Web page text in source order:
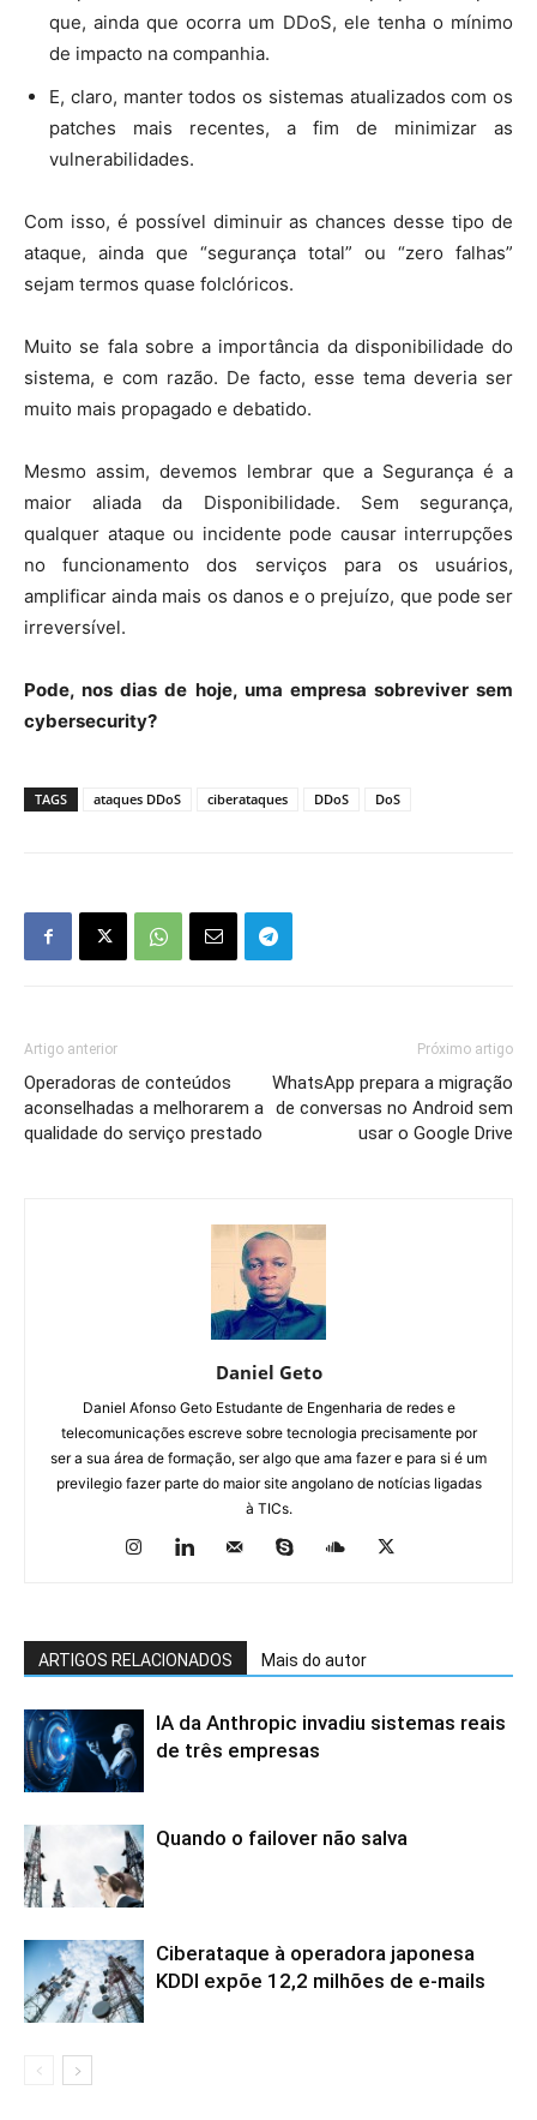
que, ainda que ocorra um DDoS, ele tenha o mínimo
de impacto na companhia.
E, claro, manter todos os sistemas atualizados com os
patches mais recentes, a fim de minimizar as
vulnerabilidades.
Com isso, é possível diminuir as chances desse tipo de
ataque, ainda que “segurança total” ou “zero falhas”
sejam termos quase folclóricos.
Muito se fala sobre a importância da disponibilidade do
sistema, e com razão. De facto, esse tema deveria ser
muito mais propagado e debatido.
Mesmo assim, devemos lembrar que a Segurança é a
maior aliada da Disponibilidade. Sem segurança,
qualquer ataque ou incidente pode causar interrupções
no funcionamento dos serviços para os usuários,
amplificar ainda mais os danos e o prejuízo, que pode ser
irreversível.
Pode, nos dias de hoje, uma empresa sobreviver sem
cybersecurity?
TAGS ataques DDoS ciberataques DDoS DoS
Artigo anterior
Operadoras de conteúdos
aconselhadas a melhorarem a
qualidade do serviço prestado
Próximo artigo
WhatsApp prepara a migração
de conversas no Android sem
usar o Google Drive
Daniel Geto
Daniel Afonso Geto Estudante de Engenharia de redes e
telecomunicações escreve sobre tecnologia precisamente por
ser a sua área de formação, ser algo que ama fazer e para si é um
previlegio fazer parte do maior site angolano de notícias ligadas
à TICs.
ARTIGOS RELACIONADOS Mais do autor
IA da Anthropic invadiu sistemas reais
de três empresas
Quando o failover não salva
Ciberataque à operadora japonesa
KDDI expõe 12,2 milhões de e-mails